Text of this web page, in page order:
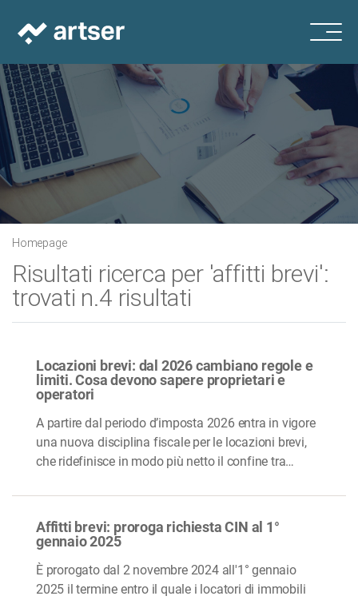
Homepage
Risultati ricerca per 'affitti brevi':
trovati n.4 risultati
Locazioni brevi: dal 2026 cambiano regole e
limiti. Cosa devono sapere proprietari e
operatori
A partire dal periodo d’imposta 2026 entra in vigore
una nuova disciplina fiscale per le locazioni brevi,
che ridefinisce in modo più netto il confine tra…
Affitti brevi: proroga richiesta CIN al 1°
gennaio 2025
È prorogato dal 2 novembre 2024 all'1° gennaio
2025 il termine entro il quale i locatori di immobili